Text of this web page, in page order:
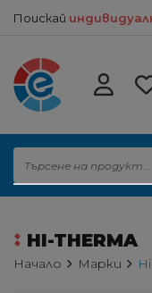
Поискай
HI-THERMA
Начало Марки